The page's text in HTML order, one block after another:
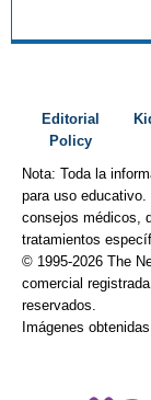
Editorial
Policy
Nota: Toda la
para uso educativo.
consejos médicos,
tratamientos
© 1995-2026 The
comercial
reservados.
Imágenes